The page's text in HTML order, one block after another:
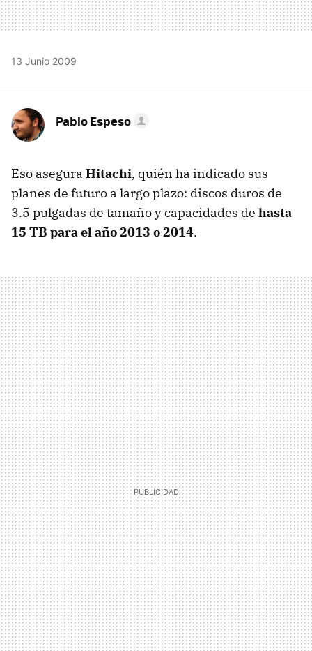
13 Junio 2009
Pablo Espeso
Eso asegura Hitachi, quién ha indicado sus
planes de futuro a largo plazo: discos duros de
3.5 pulgadas de tamaño y capacidades de hasta
15 TB para el año 2013 o 2014.